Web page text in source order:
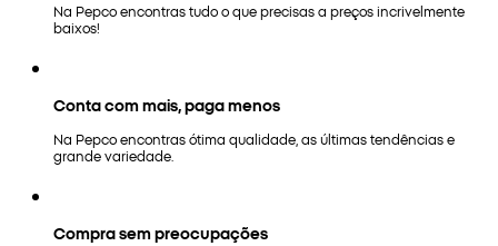
Na Pepco encontras tudo o que precisas a preços incrivelmente
baixos!
Conta com mais, paga menos
Na Pepco encontras ótima qualidade, as últimas tendências e
grande variedade.
Compra sem preocupações